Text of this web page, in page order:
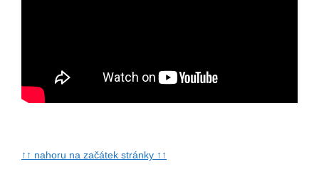
↑↑ nahoru na začátek stránky ↑↑